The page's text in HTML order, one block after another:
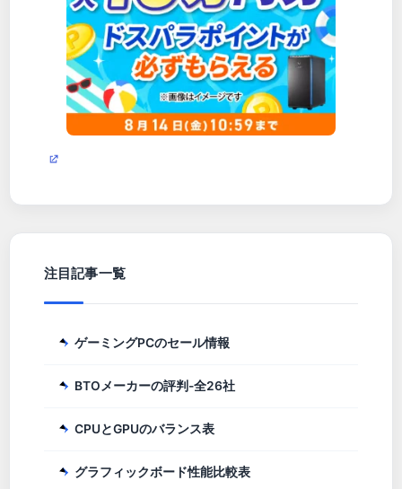
注目記事一覧
ゲーミングPCのセール情報
BTOメーカーの評判-全26社
CPUとGPUのバランス表
グラフィックボード性能比較表